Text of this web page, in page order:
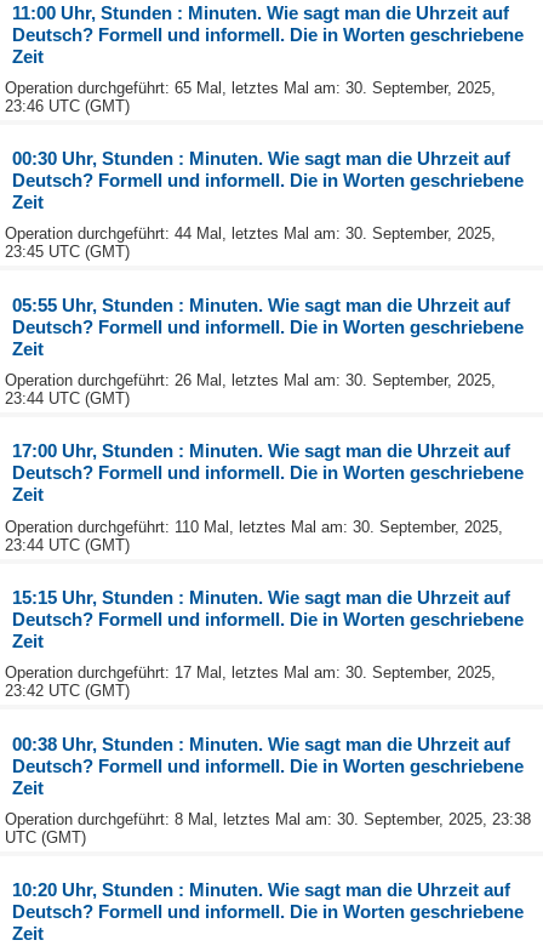
11:00 Uhr, Stunden : Minuten. Wie sagt man die Uhrzeit auf
Deutsch? Formell und informell. Die in Worten geschriebene
Zeit
Operation durchgeführt: 65 Mal, letztes Mal am: 30. September, 2025,
23:46 UTC (GMT)
00:30 Uhr, Stunden : Minuten. Wie sagt man die Uhrzeit auf
Deutsch? Formell und informell. Die in Worten geschriebene
Zeit
Operation durchgeführt: 44 Mal, letztes Mal am: 30. September, 2025,
23:45 UTC (GMT)
05:55 Uhr, Stunden : Minuten. Wie sagt man die Uhrzeit auf
Deutsch? Formell und informell. Die in Worten geschriebene
Zeit
Operation durchgeführt: 26 Mal, letztes Mal am: 30. September, 2025,
23:44 UTC (GMT)
17:00 Uhr, Stunden : Minuten. Wie sagt man die Uhrzeit auf
Deutsch? Formell und informell. Die in Worten geschriebene
Zeit
Operation durchgeführt: 110 Mal, letztes Mal am: 30. September, 2025,
23:44 UTC (GMT)
15:15 Uhr, Stunden : Minuten. Wie sagt man die Uhrzeit auf
Deutsch? Formell und informell. Die in Worten geschriebene
Zeit
Operation durchgeführt: 17 Mal, letztes Mal am: 30. September, 2025,
23:42 UTC (GMT)
00:38 Uhr, Stunden : Minuten. Wie sagt man die Uhrzeit auf
Deutsch? Formell und informell. Die in Worten geschriebene
Zeit
Operation durchgeführt: 8 Mal, letztes Mal am: 30. September, 2025, 23:38
UTC (GMT)
10:20 Uhr, Stunden : Minuten. Wie sagt man die Uhrzeit auf
Deutsch? Formell und informell. Die in Worten geschriebene
Zeit